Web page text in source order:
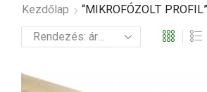
Kezdőlap “MIKROFÓZOLT